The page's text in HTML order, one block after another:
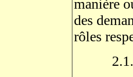
manière
des
rôles
2.1.